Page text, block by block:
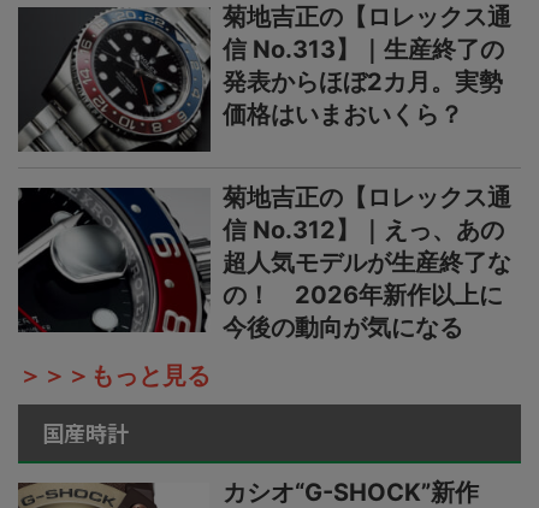
菊地吉正の【ロレックス通
信 No.313】｜生産終了の
発表からほぼ2カ月。実勢
価格はいまおいくら？
菊地吉正の【ロレックス通
信 No.312】｜えっ、あの
超人気モデルが生産終了な
の！ 2026年新作以上に
今後の動向が気になる
＞＞＞もっと見る
国産時計
カシオ“G-SHOCK”新作